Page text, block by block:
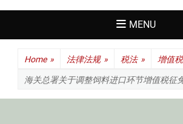
MENU
Home » 法律法规 » 税法 » 增值
海关总署关于调整饲料进口环节增值税征